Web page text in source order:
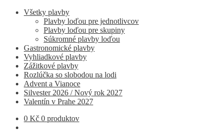
Všetky plavby
Plavby loďou pre jednotlivcov
Plavby loďou pre skupiny
Súkromné ​​plavby loďou
Gastronomické plavby
Vyhliadkové plavby
Zážitkové plavby
Rozlúčka so slobodou na lodi
Advent a Vianoce
Silvester 2026 / Nový rok 2027
Valentín v Prahe 2027
0 Kč 0 produktov